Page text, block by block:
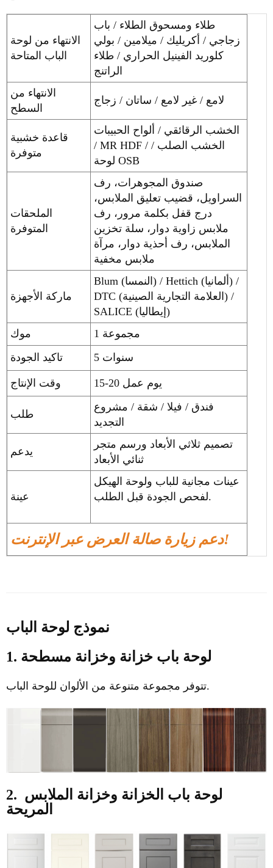
الانتهاء من لوحة
الباب المتاحة
طلاء ومسحوق الطلاء / باب
زجاجي / أكريليك / ميلامين / بولي
كلوريد الفينيل الحراري / طلاء
الراتنج
الانتهاء من
السطح
لامع / غير لامع / ساتان / زجاج
قاعدة خشبية
متوفرة
الخشب الرقائقي / ألواح الحبيبات
/ MR HDF / الخشب الصلب /
لوحة OSB
الملحقات
المتوفرة
صندوق المجوهرات، رف
السراويل، قضيب تعليق الملابس،
درج قفل بكلمة مرور، رف
ملابس زاوية دوار، سلة تخزين
الملابس، رف أحذية دوار، مرآة
ملابس مخفية
ماركة الأجهزة
Blum (النمسا) / Hettich (ألمانيا) /
DTC (العلامة التجارية الصينية) /
SALICE (إيطاليا)
موك
1 مجموعة
تاكيد الجودة
5 سنوات
وقت الإنتاج 15-20 يوم عمل
طلب
فندق / فيلا / شقة / مشروع
يدعم
تصميم ثلاثي الأبعاد ورسم متجر
ثنائي الأبعاد
عينة
عينات مجانية للباب ولوحة الهيكل
لفحص الجودة قبل الطلب.
دعم زيارة صالة العرض عبر الإنترنت!
نموذج لوحة الباب
1. لوحة باب خزانة وخزانة مسطحة
تتوفر مجموعة متنوعة من الألوان للوحة الباب.
2.
المريحة